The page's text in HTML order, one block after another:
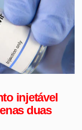
injetável
duas